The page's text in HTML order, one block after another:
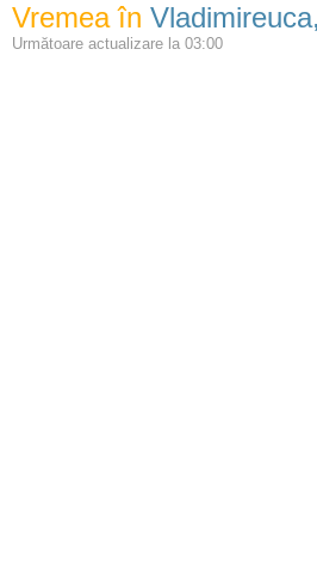
Vremea în
Următoare actualizare la 03:00